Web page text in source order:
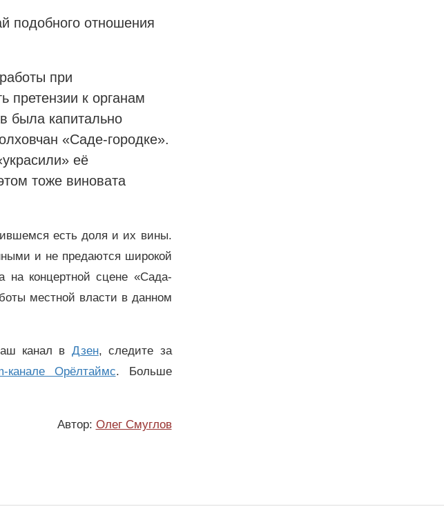
подобного отношения
при
претензии к органам
была капитально
«Саде-городке».
её
тоже виновата
есть доля и их вины.
и не предаются широкой
на концертной сцене «Сада-
местной власти в данном
канал в Дзен, следите за
канале Орёлтаймс. Больше
Автор: Олег Смуглов